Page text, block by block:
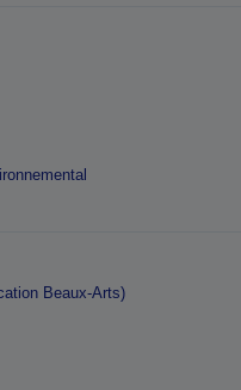
Beaux-Arts)